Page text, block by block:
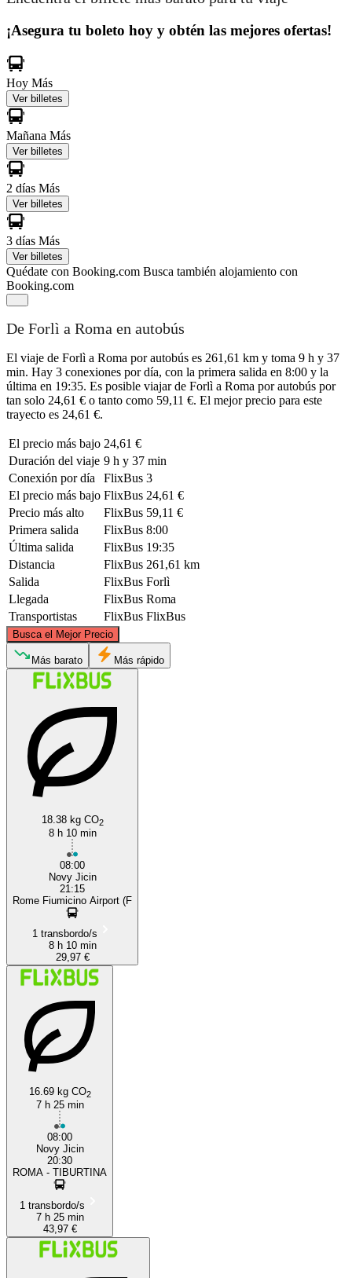
¡Asegura tu boleto hoy y obtén las mejores ofertas!
Hoy Más
Ver billetes
Mañana Más
Ver billetes
2 días Más
Ver billetes
3 días Más
Ver billetes
Quédate con Booking.com Busca también alojamiento con
Booking.com
De Forlì a Roma en autobús
El viaje de Forlì a Roma por autobús es 261,61 km y toma 9 h y 37
min. Hay 3 conexiones por día, con la primera salida en 8:00 y la
última en 19:35. Es posible viajar de Forlì a Roma por autobús por
tan solo 24,61 € o tanto como 59,11 €. El mejor precio para este
trayecto es 24,61 €.
El precio más bajo 24,61 €
Duración del viaje 9 h y 37 min
Conexión por día
FlixBus 3
El precio más bajo FlixBus 24,61 €
Precio más alto
FlixBus 59,11 €
Primera salida
FlixBus 8:00
Última salida
FlixBus 19:35
Distancia
FlixBus 261,61 km
Salida
FlixBus Forlì
Llegada
FlixBus Roma
Transportistas
FlixBus FlixBus
Busca el Mejor Precio
Forlì
©
Más barato Más rápido
18.38 kg CO2
8 h 10 min
08:00
Novy Jicin
21:15
Rome Fiumicino Airport (F
1 transbordo/s
8 h 10 min
29,97 €
16.69 kg CO2
7 h 25 min
08:00
Novy Jicin
20:30
ROMA - TIBURTINA
1 transbordo/s
7 h 25 min
43,97 €